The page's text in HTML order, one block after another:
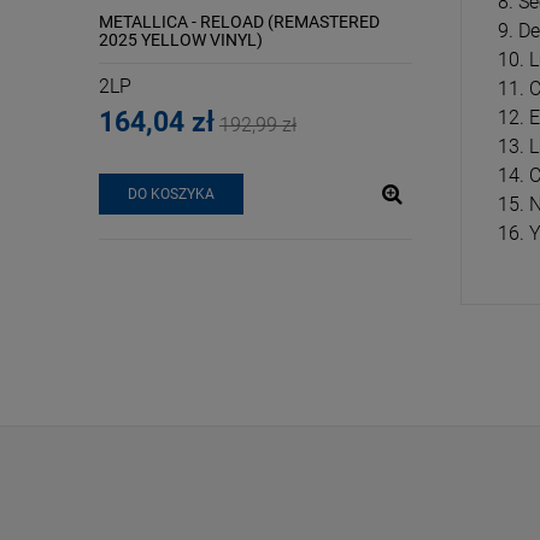
METALLICA - RELOAD (REMASTERED
2025 YELLOW VINYL)
2LP
164,04 zł 192,99 zł
DO KOSZYKA
REPUBLIKA -
84,99 zł
DO KOSZYKA
9.
10.
11.
12.
13.
14.
15.
16.